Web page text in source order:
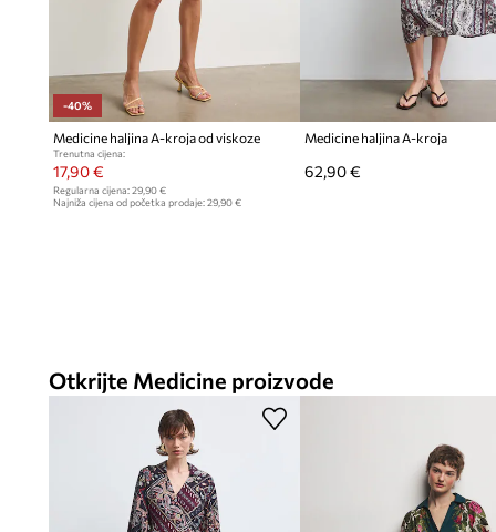
-40%
Medicine haljina A-kroja od viskoze
Trenutna cijena:
17,90 €
Regularna cijena: 29,90 €
Najniža cijena od početka prodaje: 29,90 €
Medicine haljina A-kroja
62,90 €
Otkrijte Medicine proizvode